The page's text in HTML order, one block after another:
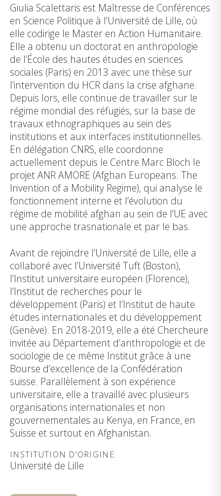
Giulia Scalettaris est Maîtresse de Conférences
en Science Politique à l’Université de Lille, où
elle codirige le Master en Action Humanitaire.
Elle a obtenu un doctorat en anthropologie
de l’École des hautes études en sciences
sociales (Paris) en 2013 avec une thèse sur
l’intervention du HCR dans la crise afghane.
Depuis lors, elle continue de travailler sur le
régime mondial des réfugiés, sur la base de
travaux ethnographiques au sein des
institutions et aux interfaces institutionnelles.
En délégation CNRS, elle coordonne
actuellement depuis le Centre Marc Bloch le
projet ANR AMORE (Afghan Europeans. The
Invention of a Mobility Regime), qui analyse le
fonctionnement interne et l’évolution du
régime de mobilité afghan au sein de l’UE avec
une approche trasnationale et par le bas.
Avant de rejoindre l’Université de Lille, elle a
collaboré avec l’Université Tuft (Boston),
l’Institut universitaire européen (Florence),
l’Institut de recherches pour le
développement (Paris) et l’Institut de haute
études internationales et du développement
(Genève). En 2018-2019, elle a été Chercheure
invitée au Département d’anthropologie et de
sociologie de ce même Institut grâce à une
Bourse d’excellence de la Confédération
suisse. Parallèlement à son expérience
universitaire, elle a travaillé avec plusieurs
organisations internationales et non
gouvernementales au Kenya, en France, en
Suisse et surtout en Afghanistan.
INSTITUTION D'ORIGINE:
Université de Lille